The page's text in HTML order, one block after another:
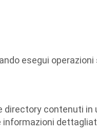
esegui operazioni
directory contenuti in
informazioni